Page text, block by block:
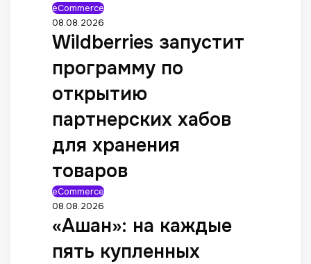
eCommerce
08.08.2026
Wildberries запустит
программу по
открытию
партнерских хабов
для хранения
товаров
eCommerce
08.08.2026
«Ашан»: на каждые
пять купленных